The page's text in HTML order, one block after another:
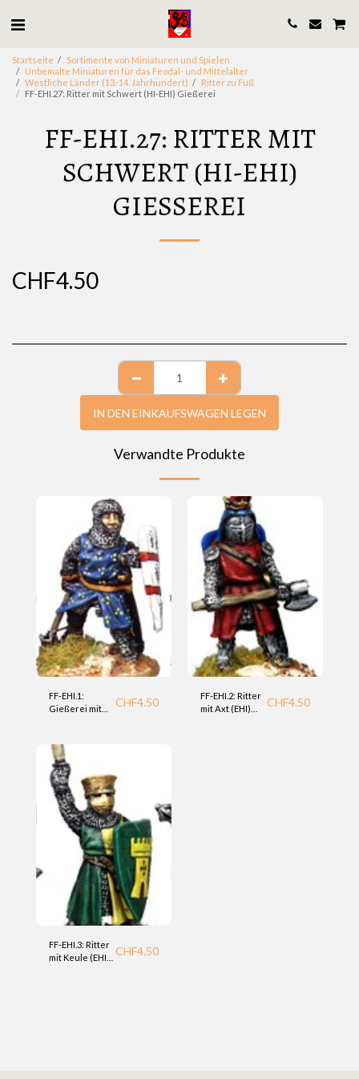
Startseite
Sortimente von Miniaturen und Spielen
Unbemalte Miniaturen für das Feodal- und Mittelalter
Westliche Länder (13.-14. Jahrhundert)
Ritter zu Fuß
FF-EHI.27: Ritter mit Schwert (HI-EHI) Gießerei
FF-EHI.27: RITTER MIT
SCHWERT (HI-EHI)
GIESSEREI
CHF4.50
IN DEN EINKAUFSWAGEN LEGEN
Verwandte Produkte
FF-EHI.1:
Gießerei mit
(EHI)
CHF4.50
FF-EHI.2: Ritter
mit Axt (EHI)
CHF4.50
FF-EHI.3: Ritter
mit Keule (EHI)
CHF4.50